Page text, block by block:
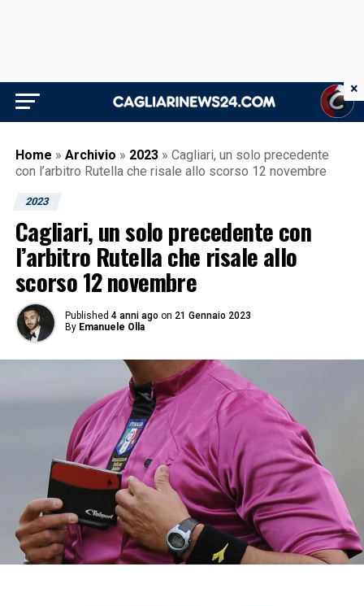
Home » Archivio » 2023 » Cagliari, un solo precedente
con l’arbitro Rutella che risale allo scorso 12 novembre
2023
Cagliari, un solo precedente con
l’arbitro Rutella che risale allo
scorso 12 novembre
Published 4 anni ago on 21 Gennaio 2023
By Emanuele Olla
×